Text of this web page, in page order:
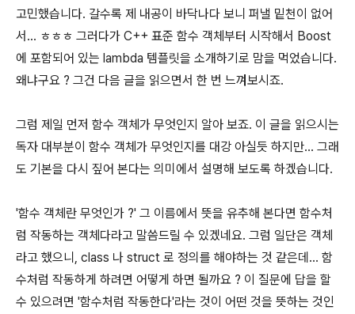
고민했습니다. 갈수록 제 내공이 바닥나다 보니 퍼낼 밑천이 없어
서... ㅎㅎㅎ 그러다가 C++ 표준 함수 객체부터 시작해서 Boost
에 포함되어 있는 lambda 템플릿을 소개하기로 맘을 먹었습니다.
왜냐구요 ? 그건 다음 글을 읽으면서 한 번 느껴보시죠.
그럼 제일 먼저 함수 객체가 무엇인지 알아 보죠. 이 글을 읽으시는
독자 대부분이 함수 객체가 무엇인지를 대강 아실듯 하지만... 그래
도 기본을 다시 짚어 본다는 의미에서 설명해 보도록 하겠습니다.
'함수 객체란 무엇인가 ?' 그 이름에서 뜻을 유추해 본다면 함수처
럼 작동하는 객체다라고 말씀드릴 수 있겠네요. 그럼 일단은 객체
라고 했으니, class 나 struct 로 정의를 해야하는 것 같은데... 함
수처럼 작동하게 하려면 어떻게 하면 될까요 ? 이 질문에 답을 할
수 있으려면 '함수처럼 작동한다'라는 것이 어떤 것을 뜻하는 것인